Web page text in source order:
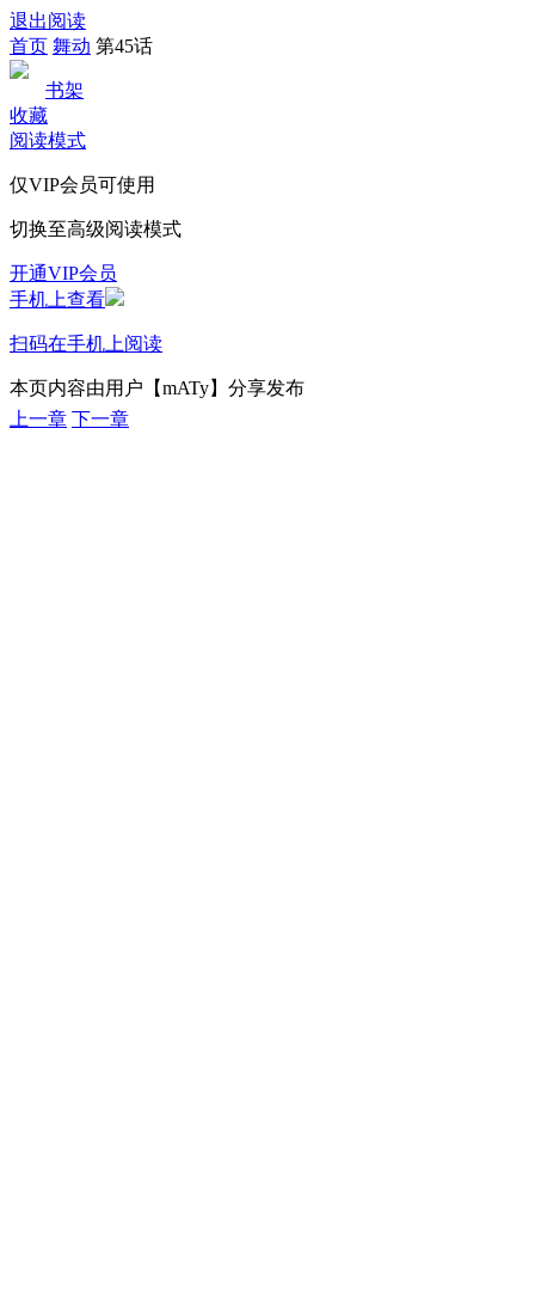
退出阅读
首页 舞动 第45话
书架
收藏
阅读模式
仅VIP会员可使用
切换至高级阅读模式
开通VIP会员
手机上查看
扫码在手机上阅读
本页内容由用户【mATy】分享发布
上一章 下一章